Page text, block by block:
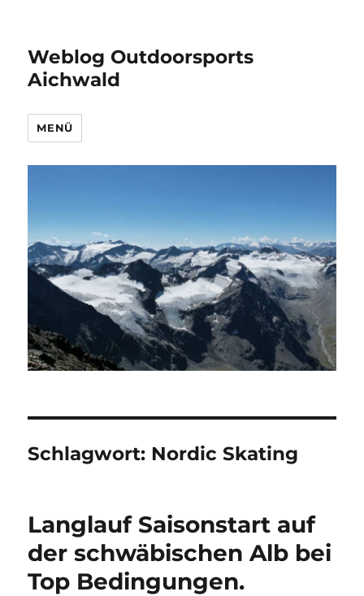
Weblog Outdoorsports
Aichwald
MENÜ
Schlagwort: Nordic Skating
Langlauf Saisonstart auf
der schwäbischen Alb bei
Top Bedingungen.